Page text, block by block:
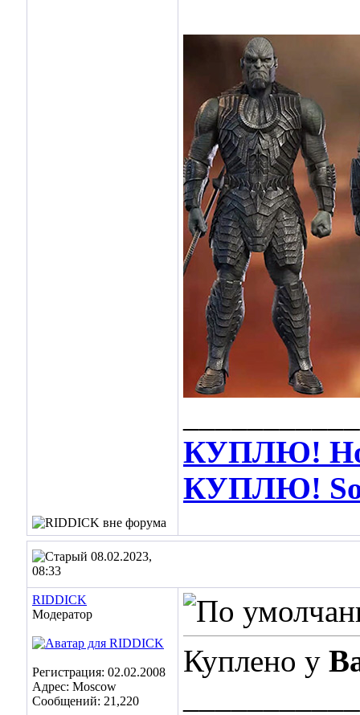
КУПЛЮ!
КУПЛЮ!
08.02.2023,
08:33
RIDDICK
Модератор
Регистрация: 02.02.2008
Адрес: Moscow
Сообщений: 21,220
Куплено у